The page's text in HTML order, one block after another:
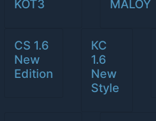
KOT3 MALOY
CS 1.6
New
Edition
КС
1.6
New
Style